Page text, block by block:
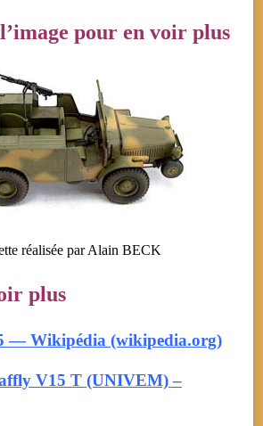
pour en voir plus
réalisée par Alain BECK
plus
— Wikipédia (wikipedia.org)
V15 T (UNIVEM) –